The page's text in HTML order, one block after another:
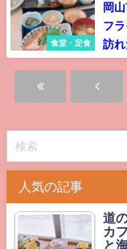
食堂・定食
岡
フ
訪れ
人気の記事
道
カ
と